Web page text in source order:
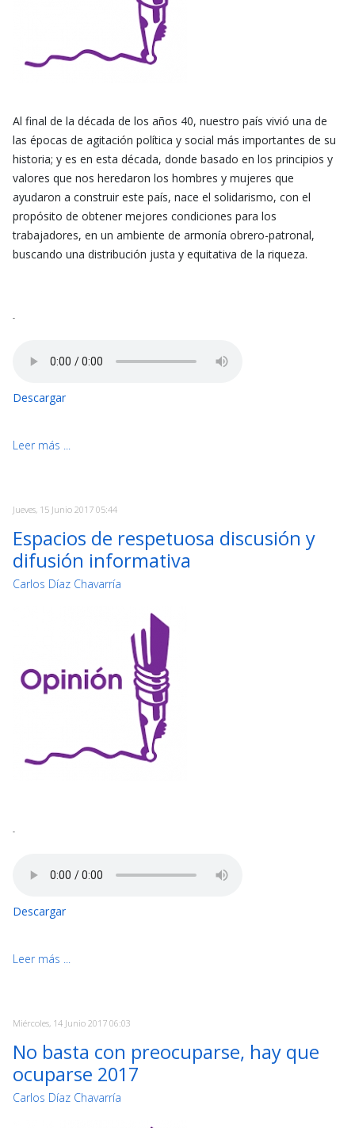
Al final de la década de los años 40, nuestro país vivió una de
las épocas de agitación política y social más importantes de su
historia; y es en esta década, donde basado en los principios y
valores que nos heredaron los hombres y mujeres que
ayudaron a construir este país, nace el solidarismo, con el
propósito de obtener mejores condiciones para los
trabajadores, en un ambiente de armonía obrero-patronal,
buscando una distribución justa y equitativa de la riqueza.
-
Descargar
Leer más ...
Jueves, 15 Junio 2017 05:44
Espacios de respetuosa discusión y
difusión informativa
Carlos Díaz Chavarría
-
Descargar
Leer más ...
Miércoles, 14 Junio 2017 06:03
No basta con preocuparse, hay que
ocuparse 2017
Carlos Díaz Chavarría